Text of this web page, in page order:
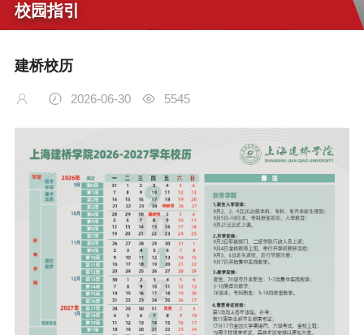
校园指引
建桥校历
2026-06-30 5545